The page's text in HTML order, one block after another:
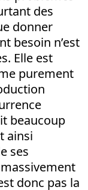
des
donner
besoin n’est
Elle est
purement
beaucoup
ainsi
ses
donc pas la